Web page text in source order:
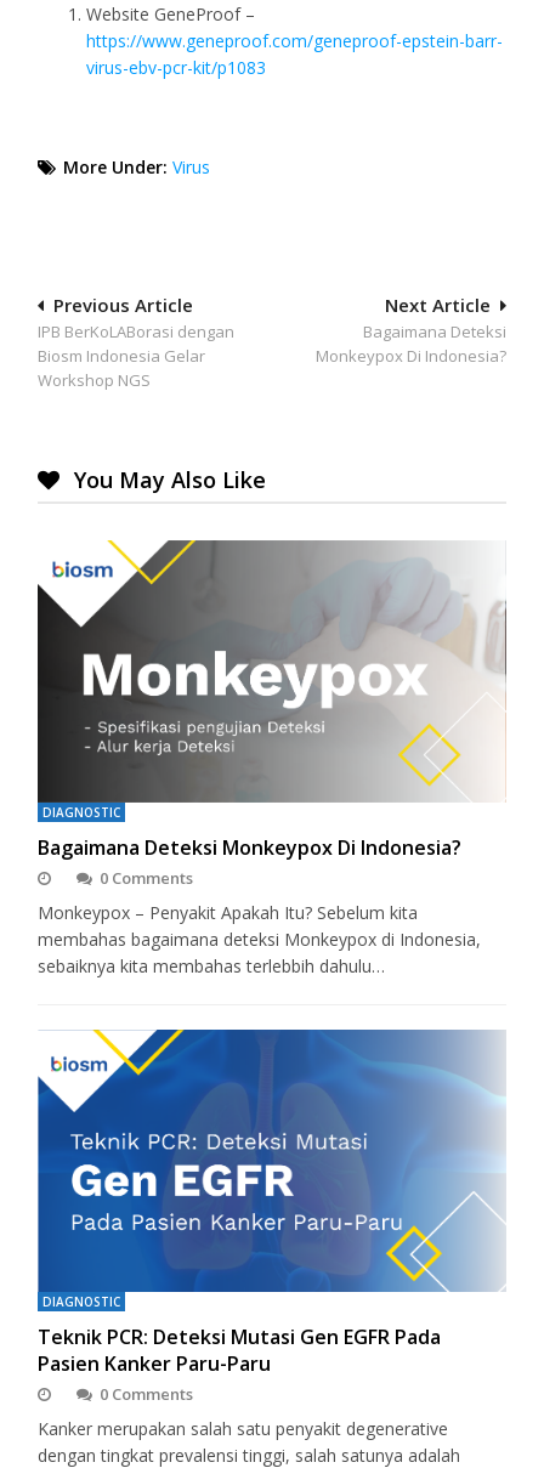
Website GeneProof –
https://www.geneproof.com/geneproof-epstein-barr-
virus-ebv-pcr-kit/p1083
More Under: Virus
Post
navigation
Next Article
Bagaimana Deteksi
Monkeypox Di Indonesia?
Previous Article
IPB BerKoLABorasi dengan
Biosm Indonesia Gelar
Workshop NGS
You May Also Like
DIAGNOSTIC
Bagaimana Deteksi Monkeypox Di Indonesia?
0 Comments
Monkeypox – Penyakit Apakah Itu? Sebelum kita
membahas bagaimana deteksi Monkeypox di Indonesia,
sebaiknya kita membahas terlebbih dahulu…
DIAGNOSTIC
Teknik PCR: Deteksi Mutasi Gen EGFR Pada
Pasien Kanker Paru-Paru
0 Comments
Kanker merupakan salah satu penyakit degenerative
dengan tingkat prevalensi tinggi, salah satunya adalah